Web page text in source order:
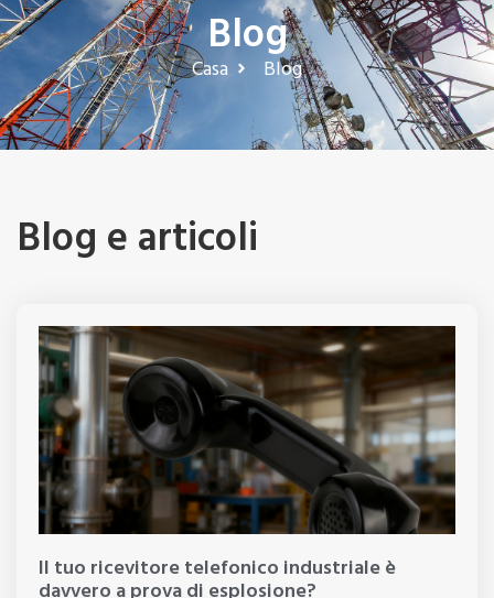
Blog
Casa Blog
Blog e articoli
Il tuo ricevitore telefonico industriale è
davvero a prova di esplosione?